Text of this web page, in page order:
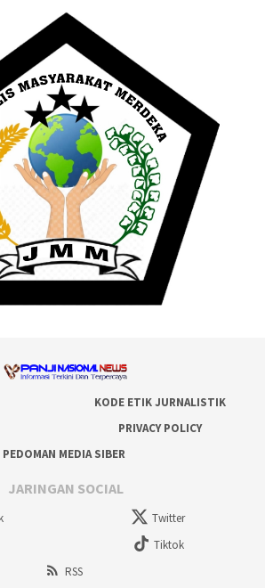
KODE ETIK JURNALISTIK
PRIVACY POLICY
PEDOMAN MEDIA SIBER
JARINGAN SOCIAL
Twitter
Tiktok
RSS